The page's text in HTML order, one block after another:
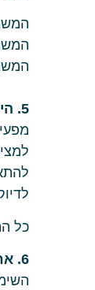
5. היעדר התחייבות לתוצאה
כל
6. אחריות ושיפוי